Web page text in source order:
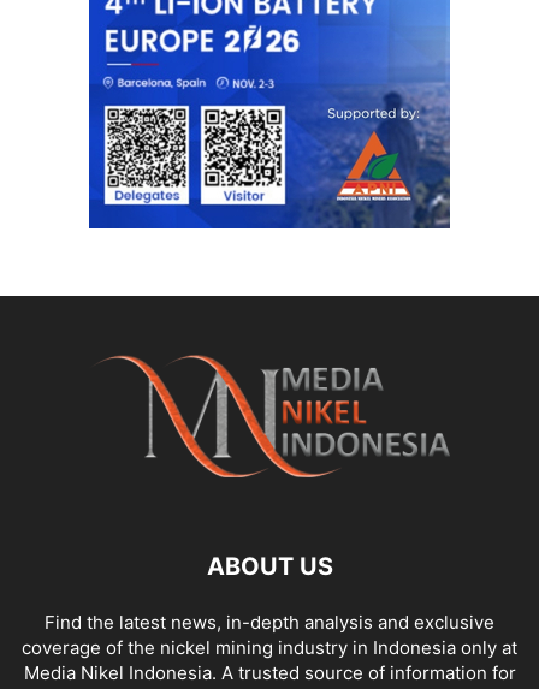
ABOUT US
Find the latest news, in-depth analysis and exclusive
coverage of the nickel mining industry in Indonesia only at
Media Nikel Indonesia. A trusted source of information for